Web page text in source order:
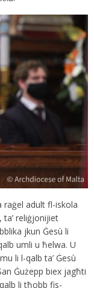
raġel adult fl-iskola
ta’ reliġjonijiet
jkun Ġesù li
umli u ħelwa. U
li l-qalb ta’ Ġesù
Ġużepp biex jagħti
li tħobb fis-